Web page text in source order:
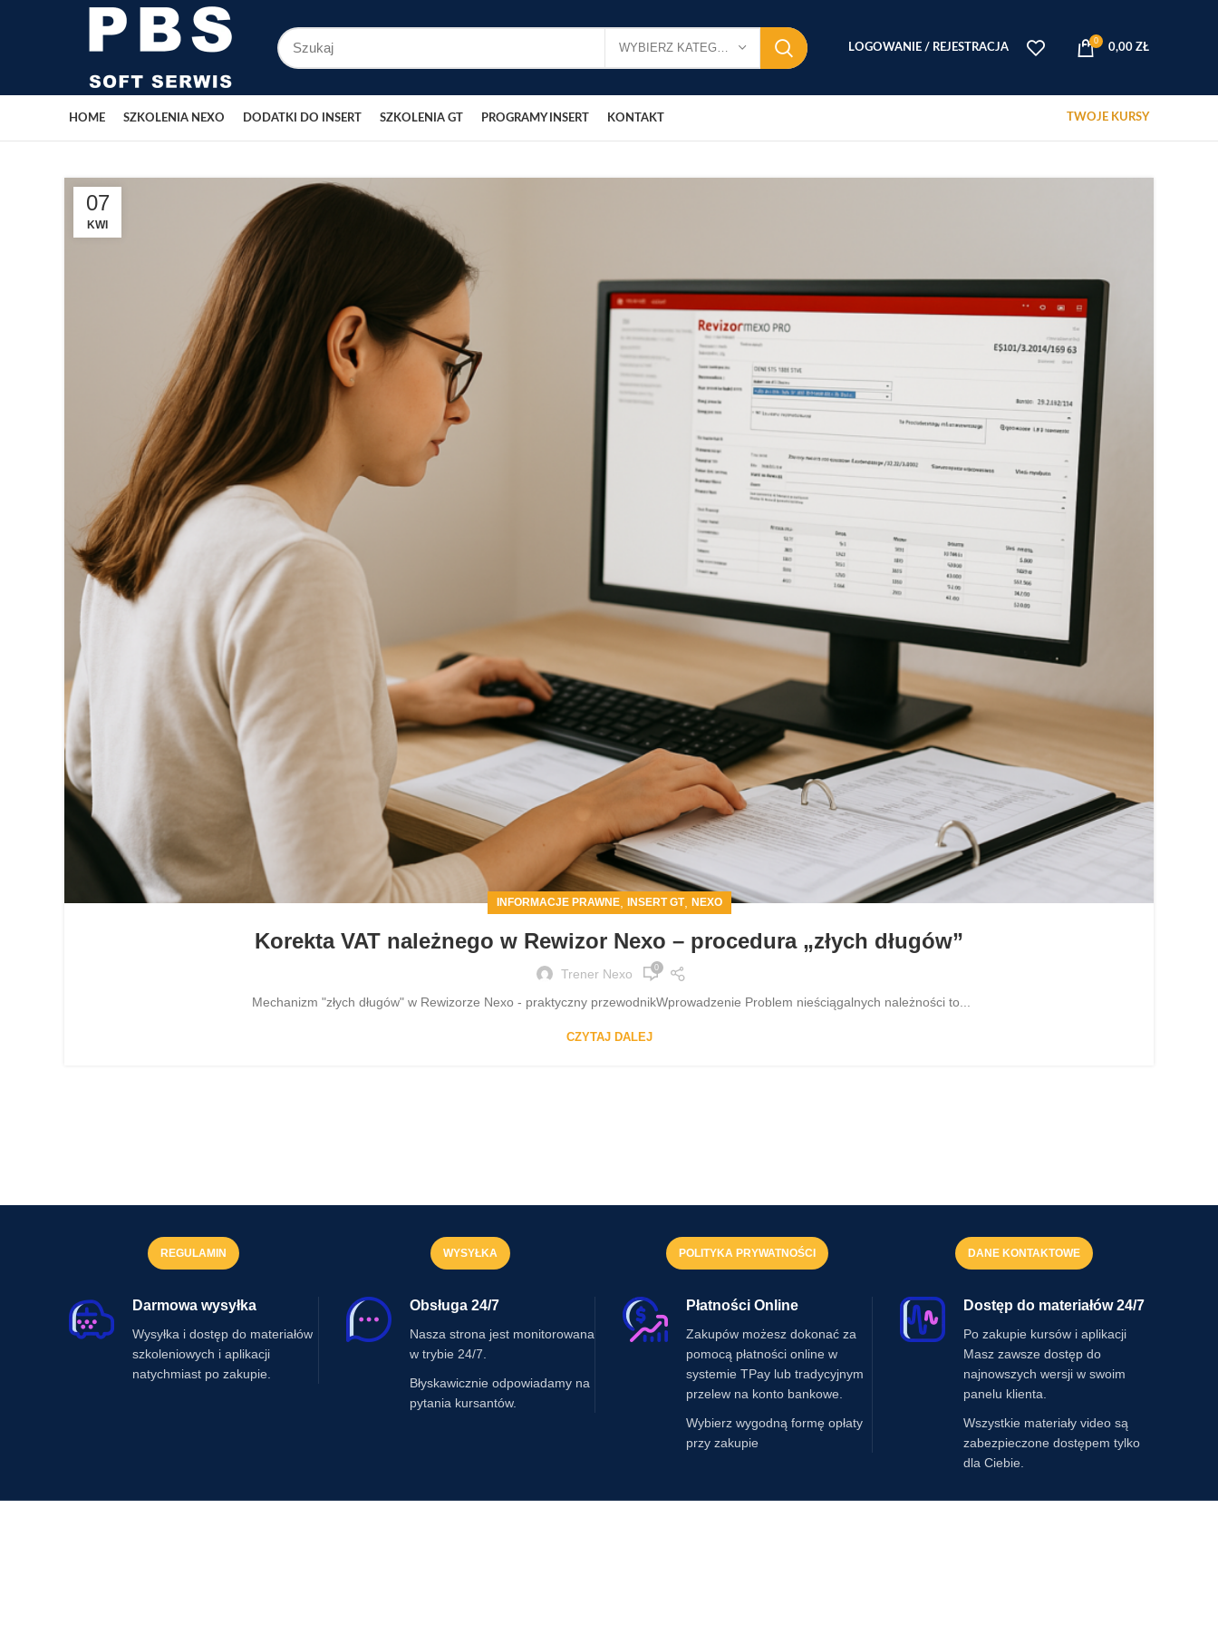
LOGOWANIE / REJESTRACJA
0
0,00 ZŁ
HOME SZKOLENIA NEXO DODATKI DO INSERT SZKOLENIA GT PROGRAMY INSERT KONTAKT TWOJE KURSY
07
KWI
INFORMACJE PRAWNE, INSERT GT, NEXO
Korekta VAT należnego w Rewizor Nexo – procedura „złych długów”
Trener Nexo 0
Mechanizm "złych długów" w Rewizorze Nexo - praktyczny przewodnikWprowadzenie Problem nieściągalnych należności to...
CZYTAJ DALEJ
REGULAMIN WYSYŁKA POLITYKA PRYWATNOŚCI DANE KONTAKTOWE
Darmowa wysyłka
Wysyłka i dostęp do materiałów
szkoleniowych i aplikacji
natychmiast po zakupie.
Obsługa 24/7
Nasza strona jest monitorowana
w trybie 24/7.
Błyskawicznie odpowiadamy na
pytania kursantów.
Płatności Online
Zakupów możesz dokonać za
pomocą płatności online w
systemie TPay lub tradycyjnym
przelew na konto bankowe.
Wybierz wygodną formę opłaty
przy zakupie
Dostęp do materiałów 24/7
Po zakupie kursów i aplikacji
Masz zawsze dostęp do
najnowszych wersji w swoim
panelu klienta.
Wszystkie materiały video są
zabezpieczone dostępem tylko
dla Ciebie.